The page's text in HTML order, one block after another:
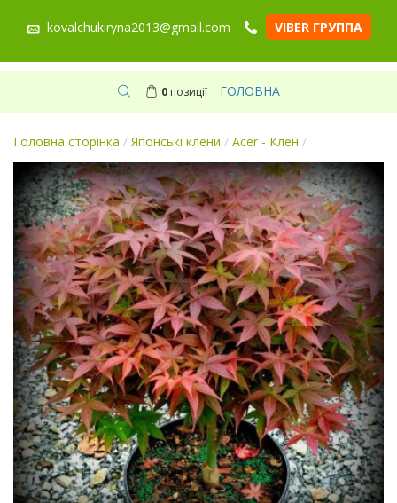
kovalchukiryna2013@gmail.com VIBER ГРУППА
0позиції ГОЛОВНА
Головна сторінка / Японські клени / Acer - Клен /